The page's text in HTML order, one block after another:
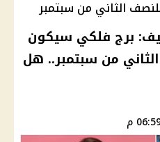
الثاني من سبتمبر
برج فلكي سيكون
من سبتمبر.. هل